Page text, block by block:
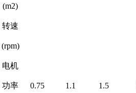
(m2)
转速
(rpm)
电机
功率 0.75 1.1 1.5